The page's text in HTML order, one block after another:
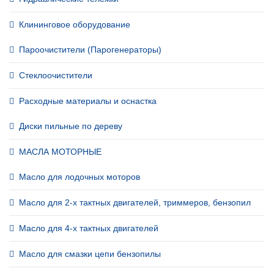
Клининговое оборудование
Пароочистители (Парогенераторы)
Стеклоочистители
Расходные материалы и оснастка
Диски пильные по дереву
МАСЛА МОТОРНЫЕ
Масло для лодочных моторов
Масло для 2-х тактных двигателей, триммеров, бензопил
Масло для 4-х тактных двигателей
Масло для смазки цепи бензопилы